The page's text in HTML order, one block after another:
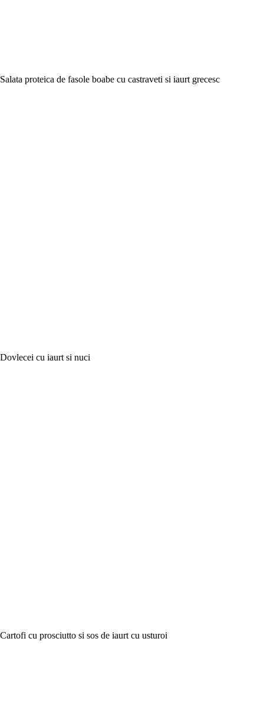
Salata proteica de fasole boabe cu castraveti si iaurt grecesc
Dovlecei cu iaurt si nuci
Cartofi cu prosciutto si sos de iaurt cu usturoi